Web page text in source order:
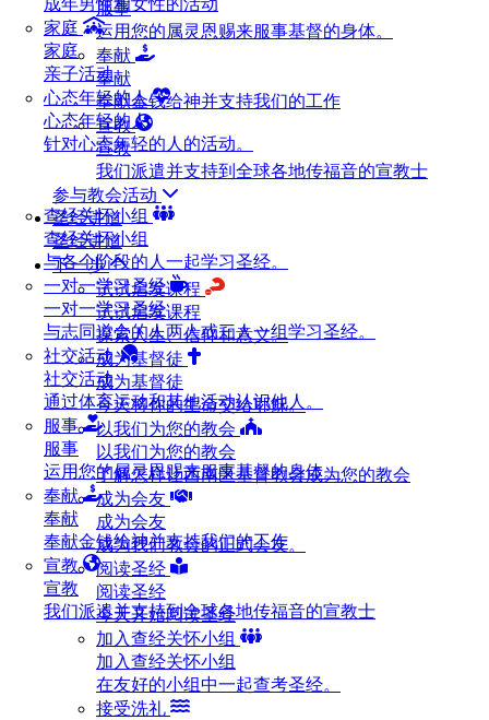
成年男性和女性的活动
家庭
家庭
亲子活动
心态年轻的人
心态年轻的人
针对心态年轻的人的活动。
服事
运用您的属灵恩赐来服事基督的身体。
奉献
奉献
奉献金钱给神并支持我们的工作
宣教
宣教
我们派遣并支持到全球各地传福音的宣教士
参与教会活动
查经关怀小组
查经关怀小组
与各个阶段的人一起学习圣经。
一对一学习圣经
一对一学习圣经
与志同道合的人两人或三人一组学习圣经。
社交活动
社交活动
通过体育运动和其他活动认识他人。
服事
服事
运用您的属灵恩赐来服事基督的身体。
奉献
奉献
奉献金钱给神并支持我们的工作
宣教
宣教
我们派遣并支持到全球各地传福音的宣教士
圣经讲道
圣经讲道
下一步
试试启发课程
试试启发课程
探索人生、信仰和意义。
成为基督徒
成为基督徒
今天将你的生命交给耶稣。
以我们为您的教会
以我们为您的教会
了解怎样让西南区基督教会成为您的教会
成为会友
成为会友
成为我们教会的正式会友。
阅读圣经
阅读圣经
今天开始阅读圣经
加入查经关怀小组
加入查经关怀小组
在友好的小组中一起查考圣经。
接受洗礼